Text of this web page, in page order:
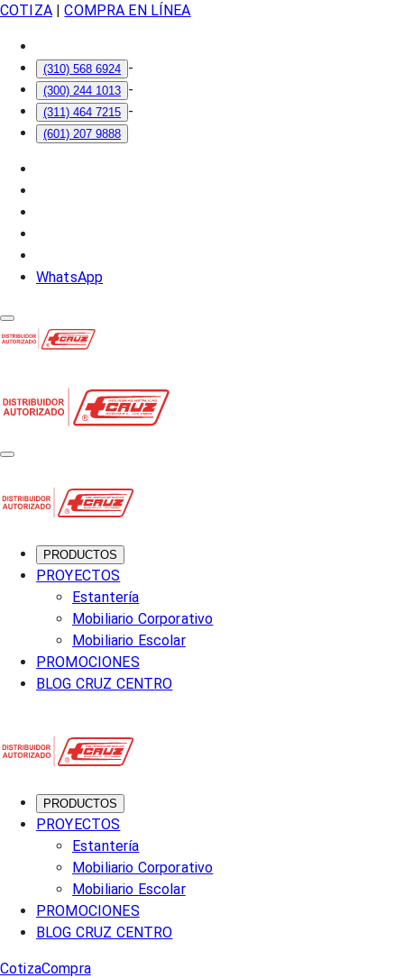
COTIZA| COMPRA EN LÍNEA
(310) 568 6924 -
(300) 244 1013 -
(311) 464 7215 -
(601) 207 9888
WhatsApp
PRODUCTOS
PROYECTOS
Estantería
Mobiliario Corporativo
Mobiliario Escolar
PROMOCIONES
BLOG CRUZ CENTRO
PRODUCTOS
PROYECTOS
Estantería
Mobiliario Corporativo
Mobiliario Escolar
PROMOCIONES
BLOG CRUZ CENTRO
CotizaCompra